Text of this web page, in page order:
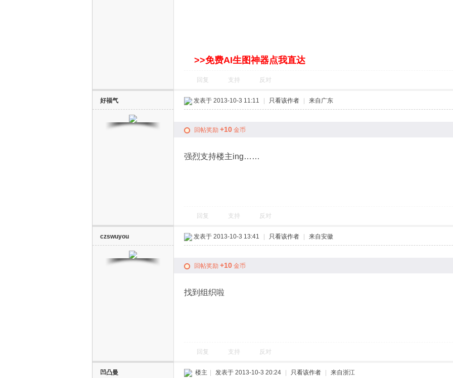
电
>>免费AI生图神器点我直达
回复 支持 反对
好福气 发表于 2013-10-3 11:11 只看该作者 来自广东
回帖奖励 +10 金币
强烈支持楼主ing……
回复 支持 反对
czswuyou 发表于 2013-10-3 13:41 只看该作者 来自安徽
回帖奖励 +10 金币
找到组织啦
回复 支持 反对
凹凸曼 楼主 发表于 2013-10-3 20:24 只看该作者 来自浙江